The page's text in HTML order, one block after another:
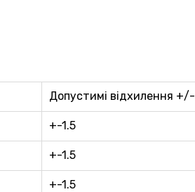
Допустимі відхилення +/-
+-1.5
+-1.5
+-1.5